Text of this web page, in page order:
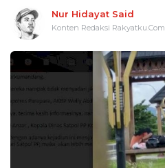
Nur Hidayat Said
Konten Redaksi Rakyatku.Com